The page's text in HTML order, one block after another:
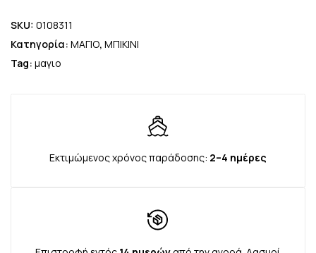
SKU: 0108311
Κατηγορία: ΜΑΓΙΟ, ΜΠΙΚΙΝΙ
Tag: μαγιο
Εκτιμώμενος χρόνος παράδοσης: 2–4 ημέρες